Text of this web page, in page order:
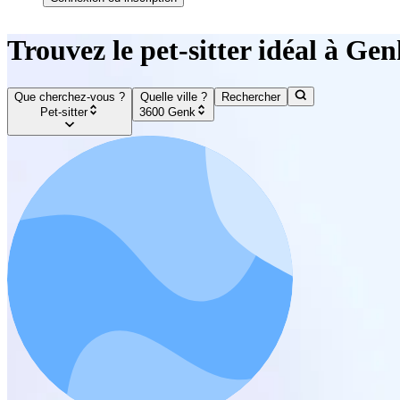
Trouvez le pet-sitter idéal à
Que cherchez-vous ?
Pet-sitter
Quelle ville ?
3600 Genk
Rechercher